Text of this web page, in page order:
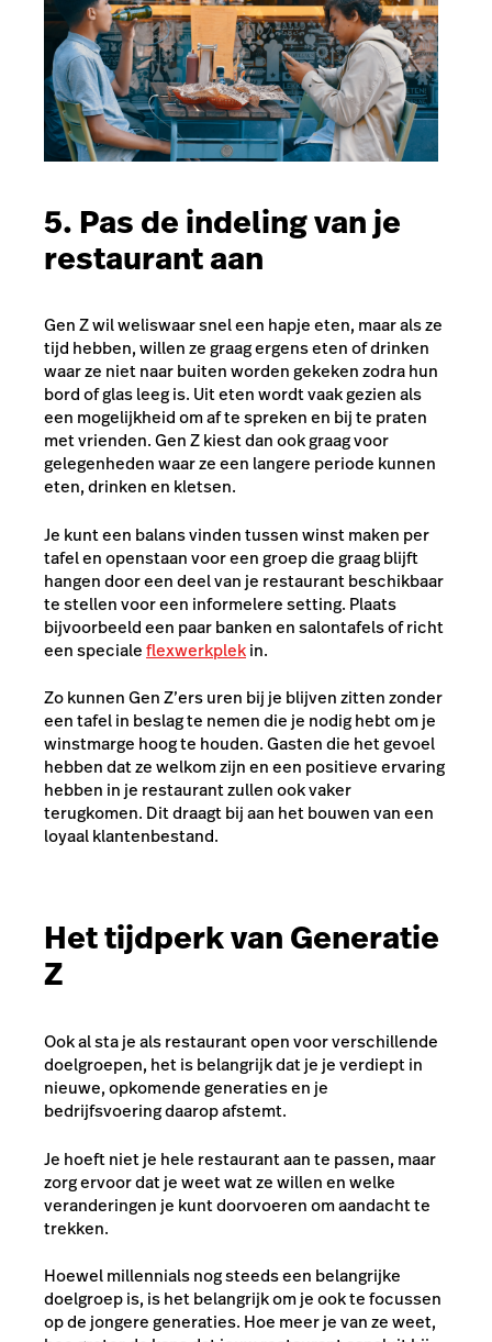
5. Pas de indeling van je
restaurant aan
Gen Z wil weliswaar snel een hapje eten, maar als ze
tijd hebben, willen ze graag ergens eten of drinken
waar ze niet naar buiten worden gekeken zodra hun
bord of glas leeg is. Uit eten wordt vaak gezien als
een mogelijkheid om af te spreken en bij te praten
met vrienden. Gen Z kiest dan ook graag voor
gelegenheden waar ze een langere periode kunnen
eten, drinken en kletsen.
Je kunt een balans vinden tussen winst maken per
tafel en openstaan voor een groep die graag blijft
hangen door een deel van je restaurant beschikbaar
te stellen voor een informelere setting. Plaats
bijvoorbeeld een paar banken en salontafels of richt
een specialeflexwerkplekin.
Zo kunnen Gen Z’ers uren bij je blijven zitten zonder
een tafel in beslag te nemen die je nodig hebt om je
winstmarge hoog te houden. Gasten die het gevoel
hebben dat ze welkom zijn en een positieve ervaring
hebben in je restaurant zullen ook vaker
terugkomen. Dit draagt bij aan het bouwen van een
loyaal klantenbestand.
Het tijdperk van Generatie
Z
Ook al sta je als restaurant open voor verschillende
doelgroepen, het is belangrijk dat je je verdiept in
nieuwe, opkomende generaties en je
bedrijfsvoering daarop afstemt.
Je hoeft niet je hele restaurant aan te passen, maar
zorg ervoor dat je weet wat ze willen en welke
veranderingen je kunt doorvoeren om aandacht te
trekken.
Hoewel millennials nog steeds een belangrijke
doelgroep is, is het belangrijk om je ook te focussen
op de jongere generaties. Hoe meer je van ze weet,